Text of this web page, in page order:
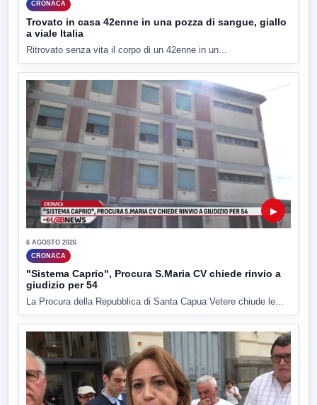
CRONACA
Trovato in casa 42enne in una pozza di sangue, giallo
a viale Italia
Ritrovato senza vita il corpo di un 42enne in un...
▶
6 AGOSTO 2026
CRONACA
"Sistema Caprio", Procura S.Maria CV chiede rinvio a
giudizio per 54
La Procura della Repubblica di Santa Capua Vetere chiude le...